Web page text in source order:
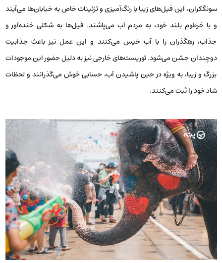
سونگکران، این فیل‌های زیبا با رنگ‌آمیزی و تزئینات خاص به خیابان‌ها می‌آیند
و با خرطوم بلند خود، به مردم آب می‌پاشند. فیل‌ها به شکلی خنده‌آور و
جذاب، رهگذران را با آب خیس می‌کنند و این عمل نیز باعث جذابیت
دوچندان جشن می‌شود. توریست‌های خارجی نیز به دلیل حضور این موجودات
بزرگ و زیبا، به ویژه در حین پاشیدن آب، حسابی خوش می‌گذرانند و لحظات
شاد خود را ثبت می‌کنند.